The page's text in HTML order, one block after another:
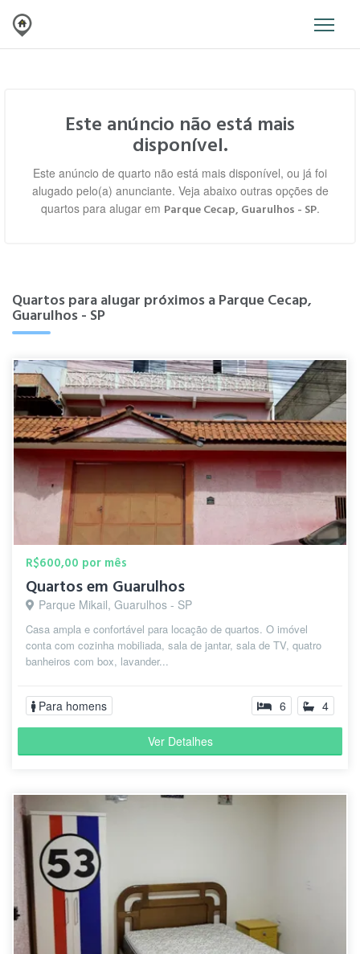
Este anúncio não está mais
disponível.
Este anúncio de quarto não está mais disponível, ou já foi
alugado pelo(a) anunciante. Veja abaixo outras opções de
quartos para alugar em Parque Cecap, Guarulhos - SP.
Quartos para alugar próximos a Parque Cecap,
Guarulhos - SP
R$600,00 por mês
Quartos em Guarulhos
Parque Mikail, Guarulhos - SP
Casa ampla e confortável para locação de quartos. O imóvel
conta com cozinha mobiliada, sala de jantar, sala de TV, quatro
banheiros com box, lavander...
Para homens 6 4
Ver Detalhes